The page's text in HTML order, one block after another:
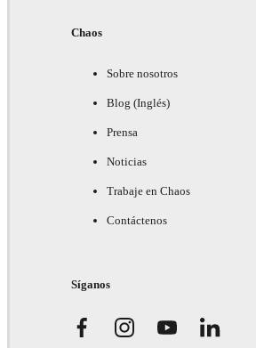
Chaos
Sobre nosotros
Blog (Inglés)
Prensa
Noticias
Trabaje en Chaos
Contáctenos
Síganos